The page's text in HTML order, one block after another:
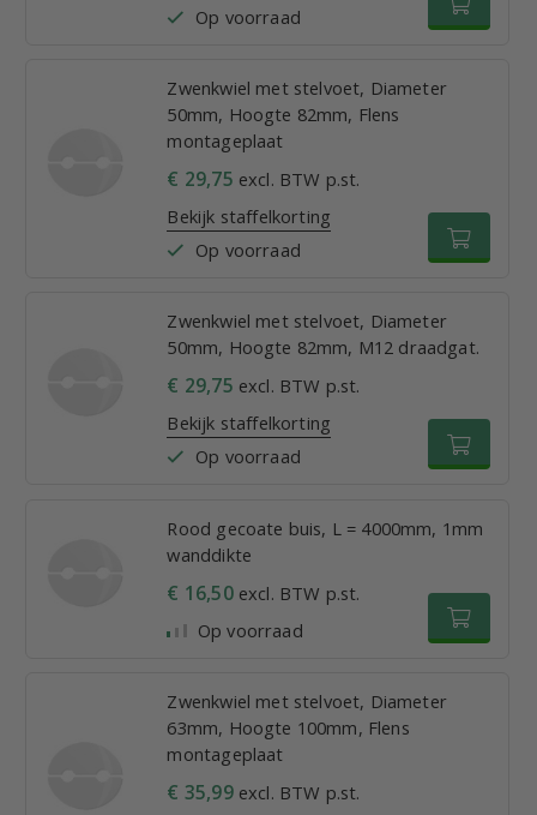
Op voorraad
Zwenkwiel met stelvoet, Diameter
50mm, Hoogte 82mm, Flens
montageplaat
€ 29,75 excl. BTW p.st.
Bekijk staffelkorting
Op voorraad
Zwenkwiel met stelvoet, Diameter
50mm, Hoogte 82mm, M12 draadgat.
€ 29,75 excl. BTW p.st.
Bekijk staffelkorting
Op voorraad
Rood gecoate buis, L = 4000mm, 1mm
wanddikte
€ 16,50excl. BTW p.st.
Op voorraad
Zwenkwiel met stelvoet, Diameter
63mm, Hoogte 100mm, Flens
montageplaat
€ 35,99excl. BTW p.st.